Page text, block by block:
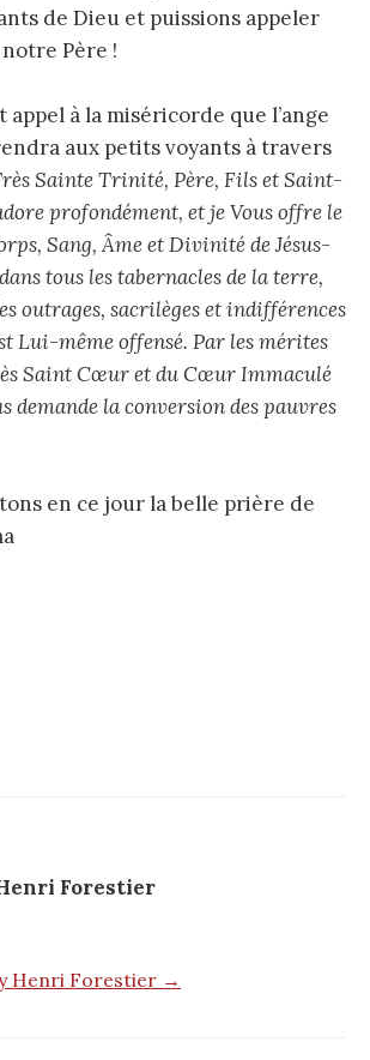
de Dieu et puissions appeler
Père !
appel à la miséricorde que l’ange
aux petits voyants à travers
Sainte Trinité, Père, Fils et Saint-
profondément, et je Vous offre le
Sang, Âme et Divinité de Jésus-
tous les tabernacles de la terre,
outrages, sacrilèges et indifférences
Lui-même offensé. Par les mérites
Saint Cœur et du Cœur Immaculé
demande la conversion des pauvres
en ce jour la belle prière de
Forestier
Henri Forestier →